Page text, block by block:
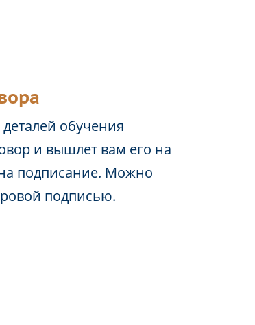
обучения
и вышлет вам его на
подписание. Можно
подписью.